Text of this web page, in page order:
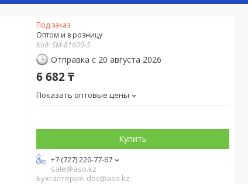
Под заказ
Оптом и в розницу
Код:SM-81600-5
Отправка с 20 августа 2026
6 682 ₸
Показать оптовые цены
Купить
+7 (727) 220-77-67
sale@aso.kz
Бухгалтерия: doc@aso.kz